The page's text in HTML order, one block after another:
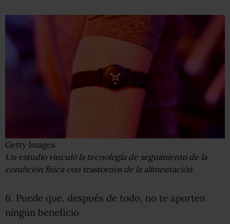
Getty Images
Un estudio vinculó la tecnología de seguimiento de la
condición física con trastornos de la alimentación.
6. Puede que, después de todo, no te aporten
ningún beneficio